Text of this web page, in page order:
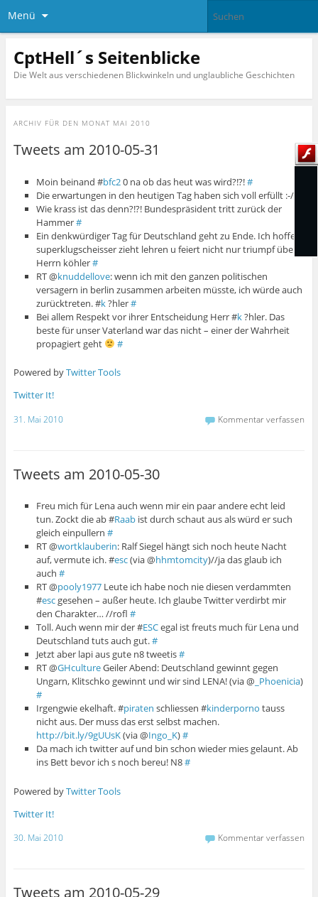
Menü
CptHell´s Seitenblicke
Die Welt aus verschiedenen Blickwinkeln und unglaubliche Geschichten
ARCHIV FÜR DEN MONAT MAI 2010
Tweets am 2010-05-31
Moin beinand #bfc20 na ob das heut was wird?!?!#
Die erwartungen in den heutigen Tag haben sich voll erfüllt :-/
Wie krass ist das denn?!?! Bundespräsident tritt zurück der
Hammer#
Ein denkwürdiger Tag für Deutschland geht zu Ende. Ich hoffe d
superklugscheisser zieht lehren u feiert nicht nur triumpf über
Herrn köhler#
RT @knuddellove: wenn ich mit den ganzen politischen
versagern in berlin zusammen arbeiten müsste, ich würde auch
zurücktreten. #k?hler#
Bei allem Respekt vor ihrer Entscheidung Herr #k?hler. Das
beste für unser Vaterland war das nicht – einer der Wahrheit
propagiert geht
#
Powered byTwitter Tools
Twitter It!
31. Mai 2010 Kommentar verfassen
Tweets am 2010-05-30
Freu mich für Lena auch wenn mir ein paar andere echt leid
tun. Zockt die ab #Raab ist durch schaut aus als würd er such
gleich einpullern#
RT @wortklauberin: Ralf Siegel hängt sich noch heute Nacht
auf, vermute ich. #esc(via @hhmtomcity)//ja das glaub ich
auch#
RT @pooly1977 Leute ich habe noch nie diesen verdammten
#esc gesehen – außer heute. Ich glaube Twitter verdirbt mir
den Charakter… //rofl#
Toll. Auch wenn mir der #ESCegal ist freuts much für Lena und
Deutschland tuts auch gut.#
Jetzt aber lapi aus gute n8 tweetis#
RT @GHcultureGeiler Abend: Deutschland gewinnt gegen
Ungarn, Klitschko gewinnt und wir sind LENA! (via @ _Phoenicia)
#
Irgengwie ekelhaft. #piraten schliessen #kinderporno tauss
nicht aus. Der muss das erst selbst machen.
http://bit.ly/9gUUsK(via @Ingo_K)#
Da mach ich twitter auf und bin schon wieder mies gelaunt. Ab
ins Bett bevor ich s noch bereu! N8#
Powered byTwitter Tools
Twitter It!
30. Mai 2010 Kommentar verfassen
Tweets am 2010-05-29